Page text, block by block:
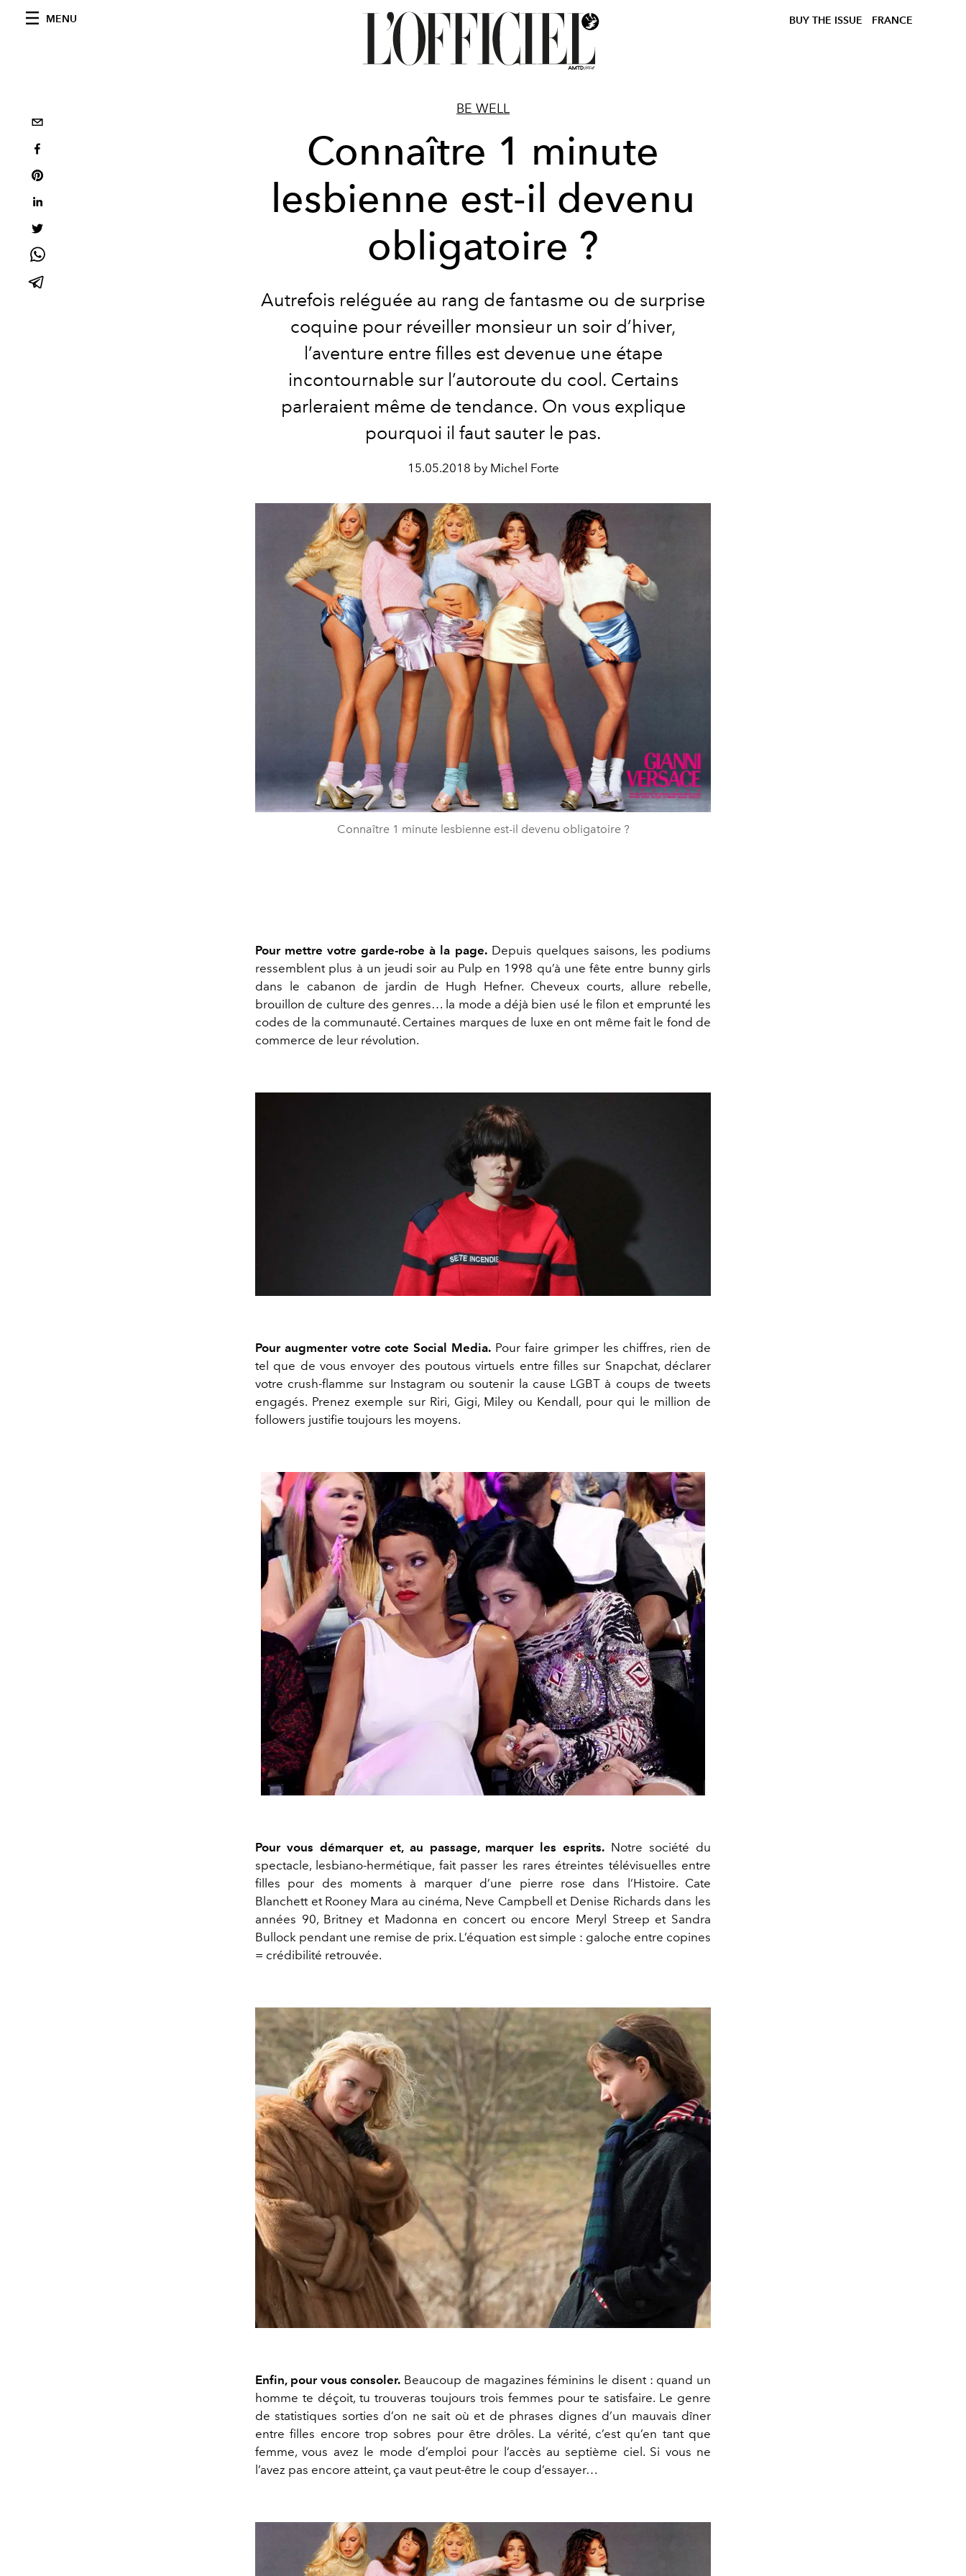
MENU BUY THE ISSUE FRANCE
BE WELL
Connaître 1 minute
lesbienne est-il devenu
obligatoire ?
Autrefois reléguée au rang de fantasme ou de surprise
coquine pour réveiller monsieur un soir d’hiver,
l’aventure entre filles est devenue une étape
incontournable sur l’autoroute du cool. Certains
parleraient même de tendance. On vous explique
pourquoi il faut sauter le pas.
15.05.2018 by Michel Forte
Connaître 1 minute lesbienne est-il devenu obligatoire ?
Pour mettre votre garde-robe à la page.Depuis quelques saisons, les podiums
ressemblent plus à un jeudi soir au Pulp en 1998 qu’à une fête entre bunny girls
dans le cabanon de jardin de Hugh Hefner. Cheveux courts, allure rebelle,
brouillon de culture des genres… la mode a déjà bien usé le filon et emprunté les
codes de la communauté. Certaines marques de luxe en ont même fait le fond de
commerce de leur révolution.
Pour augmenter votre cote Social Media. Pour faire grimper les chiffres, rien de
tel que de vous envoyer des poutous virtuels entre filles sur Snapchat, déclarer
votre crush-flamme sur Instagram ou soutenir la cause LGBT à coups de tweets
engagés. Prenez exemple sur Riri, Gigi, Miley ou Kendall, pour qui le million de
followers justifie toujours les moyens.
Pour vous démarquer et, au passage, marquer les esprits. Notre société du
spectacle, lesbiano-hermétique, fait passer les rares étreintes télévisuelles entre
filles pour des moments à marquer d’une pierre rose dans l’Histoire. Cate
Blanchett et Rooney Mara au cinéma, Neve Campbell et Denise Richards dans les
années 90, Britney et Madonna en concert ou encore Meryl Streep et Sandra
Bullock pendant une remise de prix. L’équation est simple : galoche entre copines
= crédibilité retrouvée.
Enfin, pour vous consoler. Beaucoup de magazines féminins le disent : quand un
homme te déçoit, tu trouveras toujours trois femmes pour te satisfaire. Le genre
de statistiques sorties d’on ne sait où et de phrases dignes d’un mauvais dîner
entre filles encore trop sobres pour être drôles. La vérité, c’est qu’en tant que
femme, vous avez le mode d’emploi pour l’accès au septième ciel. Si vous ne
l’avez pas encore atteint, ça vaut peut-être le coup d’essayer…